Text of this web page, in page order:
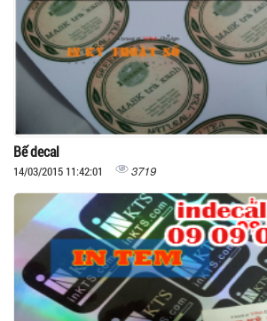
Bế decal
14/03/2015 11:42:01 3719